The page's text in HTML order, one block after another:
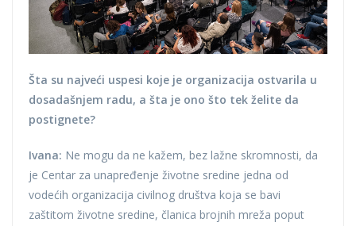
Šta su najveći uspesi koje je organizacija ostvarila u
dosadašnjem radu, a šta je ono što tek želite da
postignete?
Ivana: Ne mogu da ne kažem, bez lažne skromnosti, da
je Centar za unapređenje životne sredine jedna od
vodećih organizacija civilnog društva koja se bavi
zaštitom životne sredine, članica brojnih mreža poput